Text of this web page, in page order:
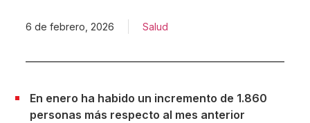
6 de febrero, 2026 Salud
En enero ha habido un incremento de 1.860
personas más respecto al mes anterior